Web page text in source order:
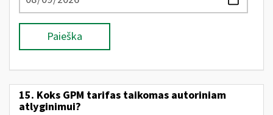
Paieška
15. Koks GPM tarifas taikomas autoriniam
atlyginimui?